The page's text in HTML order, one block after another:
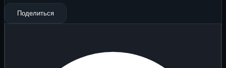
Поделиться